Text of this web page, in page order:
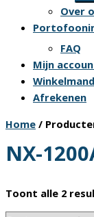
Over
FAQ
Mijn
Winkelmand
Afrekenen
Home /
NX-
Toont alle 2